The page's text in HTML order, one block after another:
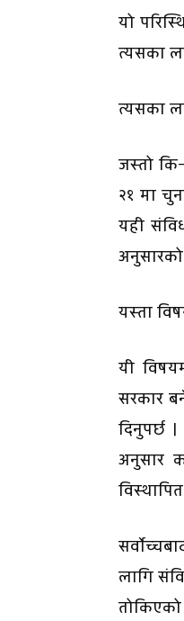
यो
त्यसका
त्यसका
जस्तो
२१ मा
यही
यस्ता
यी
सरकार
दिनुपर्छ
अनुसार
लागि